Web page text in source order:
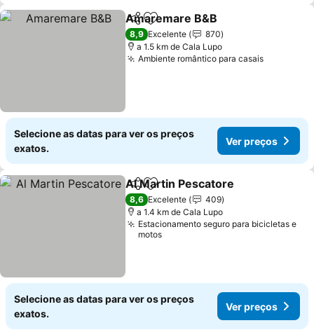
PartilharAdicionar aos favoritos
Amaremare B&B
8,9 Excelente
870
a 1.5 km de Cala Lupo
Ambiente romântico para casais
Selecione as datas para ver os preços
exatos.
Ver preços
PartilharAdicionar aos favoritos
Al Martin Pescatore
8,6 Excelente
409
a 1.4 km de Cala Lupo
Estacionamento seguro para bicicletas e
motos
Selecione as datas para ver os preços
exatos.
Ver preços